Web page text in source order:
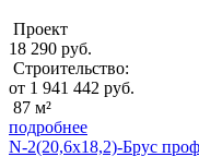
Проект
18 290 руб.
Строительство:
от 1 941 442 руб.
87 м²
подробнее
N-2(20,6х18,2)-Брус